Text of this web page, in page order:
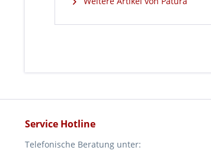
Service Hotline
Telefonische Beratung unter: